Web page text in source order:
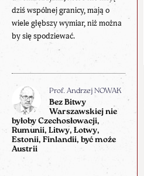
dziś wspólnej granicy, mają o
wiele głębszy wymiar, niż można
by się spodziewać.
Prof. Andrzej NOWAK
Bez Bitwy
Warszawskiej nie
byłoby Czechosłowacji,
Rumunii, Litwy, Łotwy,
Estonii, Finlandii, być może
Austrii